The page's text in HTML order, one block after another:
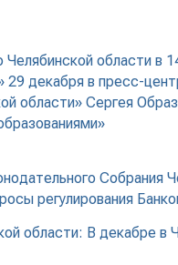
области в
29 декабря в пресс-
области» Сергея
Собрания
регулирования
области: В декабре в